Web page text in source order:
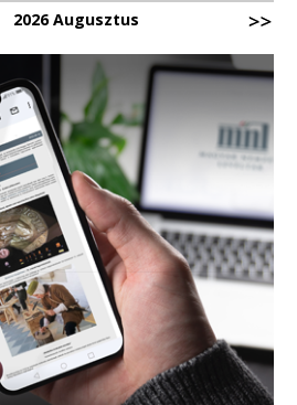
2026 Augusztus